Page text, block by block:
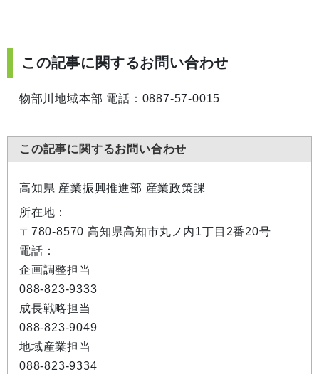
この記事に関するお問い合わせ
物部川地域本部 電話：0887-57-0015
この記事に関するお問い合わせ
高知県 産業振興推進部 産業政策課
所在地：
〒780-8570 高知県高知市丸ノ内1丁目2番20号
電話：
企画調整担当
088-823-9333
成長戦略担当
088-823-9049
地域産業担当
088-823-9334